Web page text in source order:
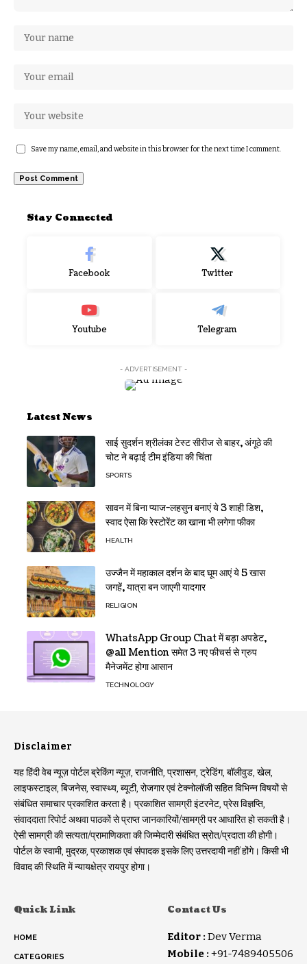
Save my name, email, and website in this browser for the next time I comment.
Stay Connected
Facebook Twitter
Youtube Telegram
- ADVERTISEMENT -
Latest News
साई सुदर्शन श्रीलंका टेस्ट सीरीज से बाहर, अंगूठे की
चोट ने बढ़ाई टीम इंडिया की चिंता
SPORTS
सावन में बिना प्याज-लहसुन बनाएं ये 3 शाही डिश,
स्वाद ऐसा कि रेस्टोरेंट का खाना भी लगेगा फीका
HEALTH
उज्जैन में महाकाल दर्शन के बाद घूम आएं ये 5 खास
जगहें, यात्रा बन जाएगी यादगार
RELIGION
WhatsApp Group Chat में बड़ा अपडेट,
@all Mention समेत 3 नए फीचर्स से ग्रुप
मैनेजमेंट होगा आसान
TECHNOLOGY
Disclaimer
यह हिंदी वेब न्यूज़ पोर्टल ब्रेकिंग न्यूज़, राजनीति, प्रशासन, ट्रेडिंग, बॉलीवुड, खेल,
लाइफस्टाइल, बिजनेस, स्वास्थ्य, ब्यूटी, रोजगार एवं टेक्नोलॉजी सहित विभिन्न विषयों से
संबंधित समाचार प्रकाशित करता है। प्रकाशित सामग्री इंटरनेट, प्रेस विज्ञप्ति,
संवाददाता रिपोर्ट अथवा पाठकों से प्राप्त जानकारियों/सामग्री पर आधारित हो सकती है।
ऐसी सामग्री की सत्यता/प्रामाणिकता की जिम्मेदारी संबंधित स्रोत/प्रदाता की होगी।
पोर्टल के स्वामी, मुद्रक, प्रकाशक एवं संपादक इसके लिए उत्तरदायी नहीं होंगे। किसी भी
विवाद की स्थिति में न्यायक्षेत्र रायपुर होगा।
Quick Link
HOME
CATEGORIES
Contact Us
Editor : Dev Verma
Mobile : +91-7489405506